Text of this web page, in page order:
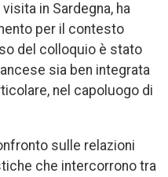
in Sardegna, ha
per il contesto
del colloquio è stato
sia ben integrata
nel capoluogo di
sulle relazioni
che intercorrono tra